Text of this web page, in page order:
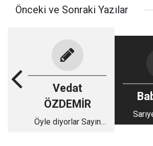
Önceki ve Sonraki Yazılar
Vedat
ÖZDEMİR
Öyle diyorlar Sayın